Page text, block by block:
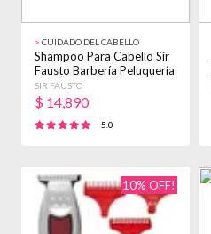
> CUIDADO DEL CABELLO
Shampoo Para Cabello Sir
Fausto Barbería Peluquería
X 250ml
SIR FAUSTO
$ 14,890
5.0
10% OFF!